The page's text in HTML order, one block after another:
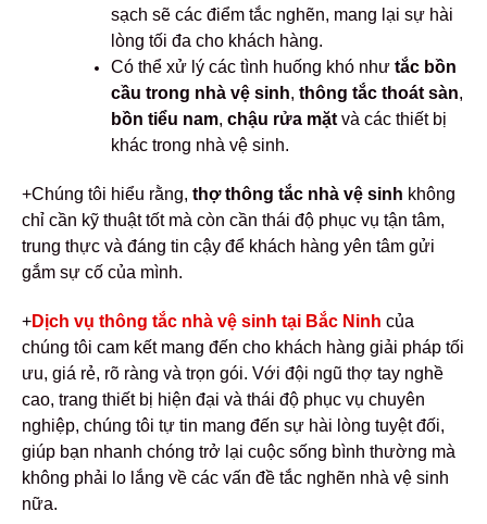
sạch sẽ các điểm tắc nghẽn, mang lại sự hài
lòng tối đa cho khách hàng.
Có thể xử lý các tình huống khó như tắc bồn
cầu trong nhà vệ sinh, thông tắc thoát sàn,
bồn tiểu nam, chậu rửa mặt và các thiết bị
khác trong nhà vệ sinh.
+Chúng tôi hiểu rằng, thợ thông tắc nhà vệ sinh không
chỉ cần kỹ thuật tốt mà còn cần thái độ phục vụ tận tâm,
trung thực và đáng tin cậy để khách hàng yên tâm gửi
gắm sự cố của mình.
+Dịch vụ thông tắc nhà vệ sinh tại Bắc Ninh của
chúng tôi cam kết mang đến cho khách hàng giải pháp tối
ưu, giá rẻ, rõ ràng và trọn gói. Với đội ngũ thợ tay nghề
cao, trang thiết bị hiện đại và thái độ phục vụ chuyên
nghiệp, chúng tôi tự tin mang đến sự hài lòng tuyệt đối,
giúp bạn nhanh chóng trở lại cuộc sống bình thường mà
không phải lo lắng về các vấn đề tắc nghẽn nhà vệ sinh
nữa.